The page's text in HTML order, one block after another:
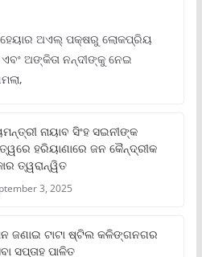
ଅଏଲ୍ ପକ୍ଷରୁ ଲୋକପ୍ରିୟ
ଅଙ୍କିତା ନନ୍ଦୀଙ୍କୁ ନେଇ
ନାୟାବ ସିଂହ ସଇନୀଙ୍କ
ହରିୟାଣାରେ ଜନ କୈନ୍ଦ୍ରୀକ
ତ୍ୱରାନ୍ୱିତ
3, 2025
ଜଣାଇ ଟାଟା ଷ୍ଟିଲ କଳିଙ୍ଗନଗର
ସପ୍ତାହ ପାଳିତ